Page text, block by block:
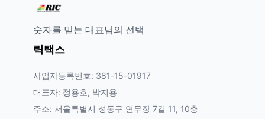
숫자를 믿는 대표님의 선택
릭택스
사업자등록번호: 381-15-01917
대표자: 정용호, 박지용
주소: 서울특별시 성동구 연무장 7길 11, 10층